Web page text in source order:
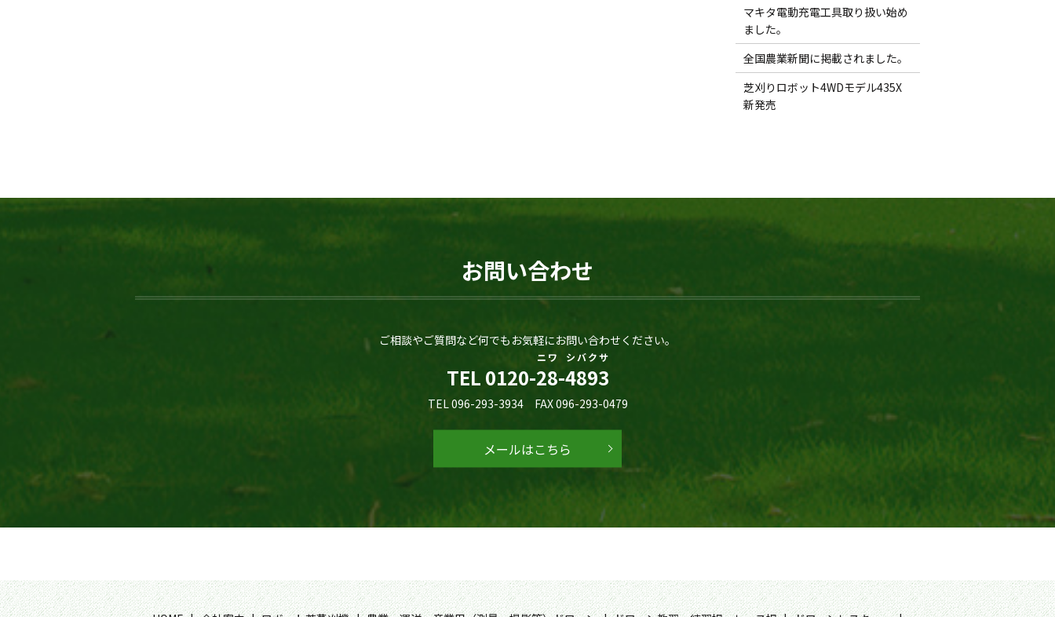
マキタ電動充電工具取り扱い始め
ました。
全国農業新聞に掲載されました。
芝刈りロボット4WDモデル435X
新発売
お問い合わせ
ご相談やご質問など何でもお気軽にお問い合わせください。
TEL 0120-28
ニワ
-4893
シバクサ
TEL 096-293-3934 FAX 096-293-0479
メールはこちら